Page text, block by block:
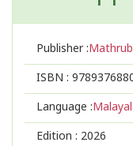
Publisher :
ISBN :
Language :
Edition : 2026